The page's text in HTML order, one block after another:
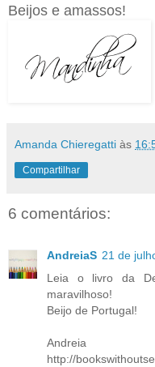
Beijos e amassos!
Amanda Chieregatti às
Compartilhar
6 comentários:
AndreiaS 21 de
Leia o livro da
maravilhoso!
Beijo de Portugal!
Andreia
http://